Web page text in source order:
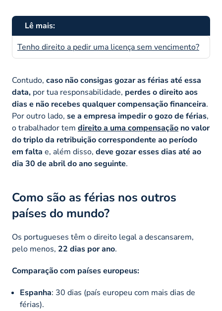
Lê mais:
Tenho direito a pedir uma licença sem vencimento?
Contudo, caso não consigas gozar as férias até essa
data, por tua responsabilidade, perdes o direito aos
dias e não recebes qualquer compensação financeira.
Por outro lado, se a empresa impedir o gozo de férias,
o trabalhador tem direito a uma compensação no valor
do triplo da retribuição correspondente ao período
em falta e, além disso, deve gozar esses dias até ao
dia 30 de abril do ano seguinte.
Como são as férias nos outros
países do mundo?
Os portugueses têm o direito legal a descansarem,
pelo menos, 22 dias por ano.
Comparação com países europeus:
Espanha: 30 dias (país europeu com mais dias de
férias).